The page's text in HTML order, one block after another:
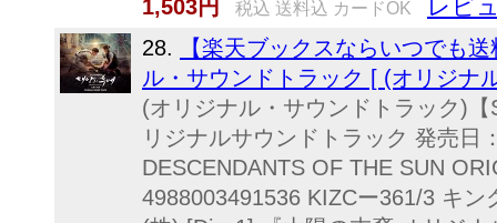
1,503円
税込 送料込 カードOK レビ
28.
【楽天ブックスならいつでも
ル・サウンドトラック [ (オリジナ
(オリジナル・サウンドトラック)
リジナルサウンドトラック 発売日
DESCENDANTS OF THE SUN
4988003491536 KIZCー361/3 キ